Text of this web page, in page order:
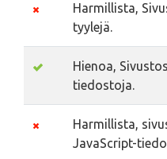
Harmillista,
tyylejä.
Hienoa,
tiedostoja.
Harmillista,
JavaScript-